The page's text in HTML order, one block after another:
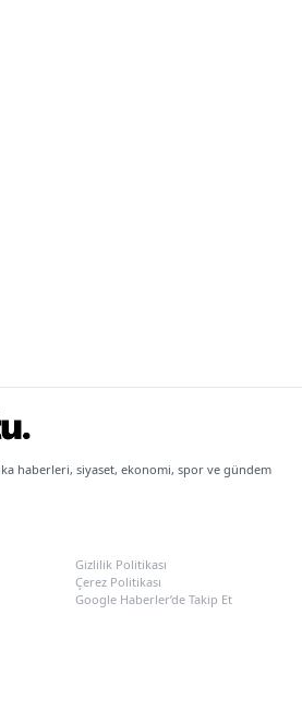
haberleri, siyaset, ekonomi, spor ve gündem
Gizlilik Politikası
Çerez Politikası
Google Haberler’de Takip Et